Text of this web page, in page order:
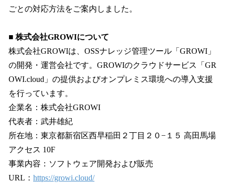
ごとの対応方法をご案内しました。
■ 株式会社GROWIについて
株式会社GROWIは、OSSナレッジ管理ツール「GROWI」
の開発・運営会社です。GROWIのクラウドサービス「GR
OWI.cloud」の提供およびオンプレミス環境への導入支援
を行っています。
企業名：株式会社GROWI
代表者：武井雄紀
所在地：東京都新宿区西早稲田２丁目２０−１５ 高田馬場
アクセス 10F
事業内容：ソフトウェア開発および販売
URL： https://growi.cloud/